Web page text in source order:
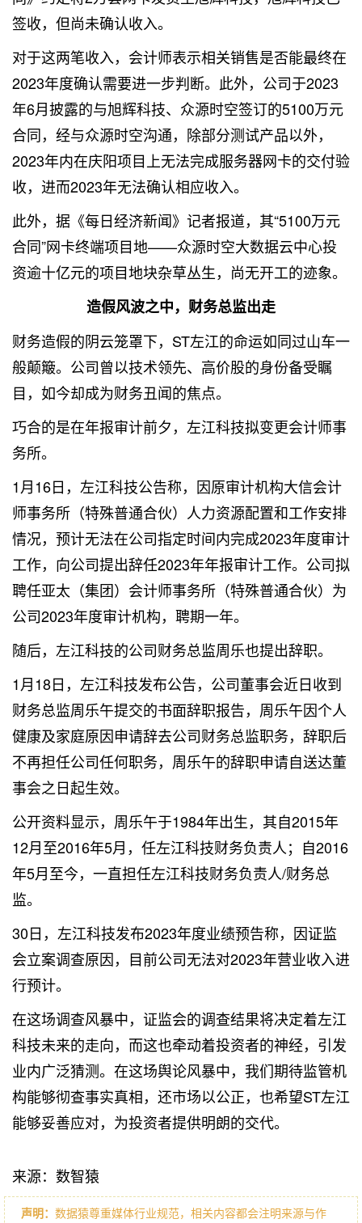
签收，但尚未确认收入。
对于这两笔收入，会计师表示相关销售是否能最终在
2023年度确认需要进一步判断。此外，公司于2023
年6月披露的与旭辉科技、众源时空签订的5100万元
合同，经与众源时空沟通，除部分测试产品以外，
2023年内在庆阳项目上无法完成服务器网卡的交付验
收，进而2023年无法确认相应收入。
此外，据《每日经济新闻》记者报道，其“5100万元
合同”网卡终端项目地——众源时空大数据云中心投
资逾十亿元的项目地块杂草丛生，尚无开工的迹象。
造假风波之中，财务总监出走
财务造假的阴云笼罩下，ST左江的命运如同过山车一
般颠簸。公司曾以技术领先、高价股的身份备受瞩
目，如今却成为财务丑闻的焦点。
巧合的是在年报审计前夕，左江科技拟变更会计师事
务所。
1月16日，左江科技公告称，因原审计机构大信会计
师事务所（特殊普通合伙）人力资源配置和工作安排
情况，预计无法在公司指定时间内完成2023年度审计
工作，向公司提出辞任2023年年报审计工作。公司拟
聘任亚太（集团）会计师事务所（特殊普通合伙）为
公司2023年度审计机构，聘期一年。
随后，左江科技的公司财务总监周乐也提出辞职。
1月18日，左江科技发布公告，公司董事会近日收到
财务总监周乐午提交的书面辞职报告，周乐午因个人
健康及家庭原因申请辞去公司财务总监职务，辞职后
不再担任公司任何职务，周乐午的辞职申请自送达董
事会之日起生效。
公开资料显示，周乐午于1984年出生，其自2015年
12月至2016年5月，任左江科技财务负责人；自2016
年5月至今，一直担任左江科技财务负责人/财务总
监。
30日，左江科技发布2023年度业绩预告称，因证监
会立案调查原因，目前公司无法对2023年营业收入进
行预计。
在这场调查风暴中，证监会的调查结果将决定着左江
科技未来的走向，而这也牵动着投资者的神经，引发
业内广泛猜测。在这场舆论风暴中，我们期待监管机
构能够彻查事实真相，还市场以公正，也希望ST左江
能够妥善应对，为投资者提供明朗的交代。
来源：数智猿
声明： 数据猿尊重媒体行业规范，相关内容都会注明来源与作